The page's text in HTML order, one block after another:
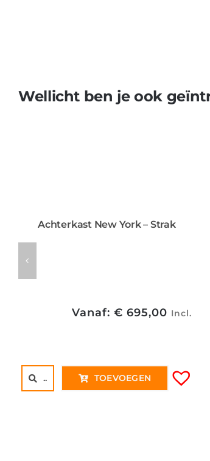
Wellicht ben je ook
Achterkast New York – Strak
Vanaf: € 695,00 Incl.
.. TOEVOEGEN